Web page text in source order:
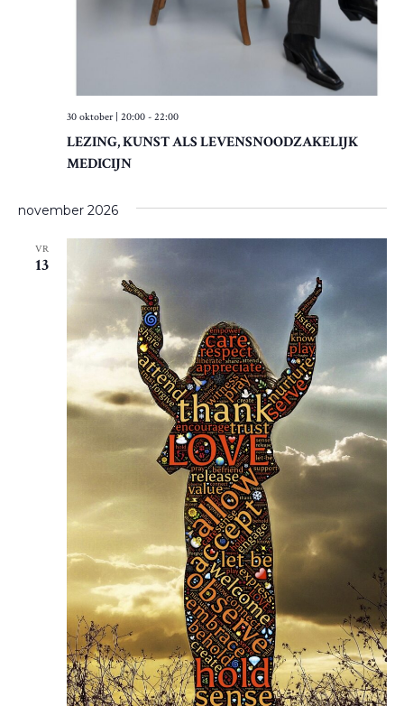
LEZING, KUNST ALS LEVENSNOODZAKELIJK
MEDICIJN
30 oktober | 20:00- 22:00
november 2026
VR
13